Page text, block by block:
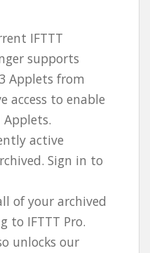
IFTTT
supports
Applets from
access to enable
active
Sign in to
of your archived
to IFTTT Pro.
unlocks our